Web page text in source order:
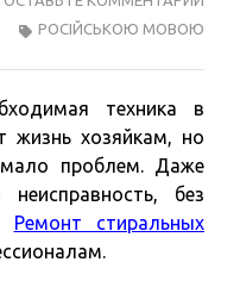
РОСІЙСЬКОЮ МОВОЮ
техника в
хозяйкам, но
проблем. Даже
без
Ремонт стиральных